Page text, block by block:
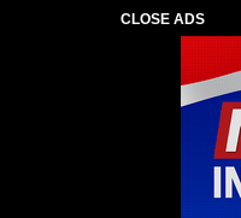
CLOSE ADS